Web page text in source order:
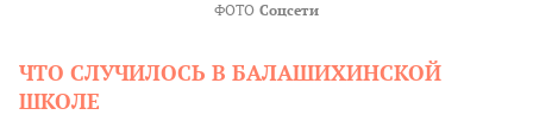
ФОТО Соцсети
ЧТО СЛУЧИЛОСЬ В БАЛАШИХИНСКОЙ
ШКОЛЕ